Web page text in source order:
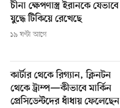
চীনা ক্ষেপণাস্ত্র ইরানকে যেভাবে
যুদ্ধে টিকিয়ে রেখেছে
১৯ ঘণ্টা আগে
কার্টার থেকে রিগ্যান, ক্লিনটন
থেকে ট্রাম্প—কীভাবে মার্কিন
প্রেসিডেন্টদের ধাঁধায় ফেলেছেন